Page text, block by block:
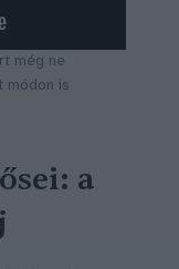
még ne
módon is
a